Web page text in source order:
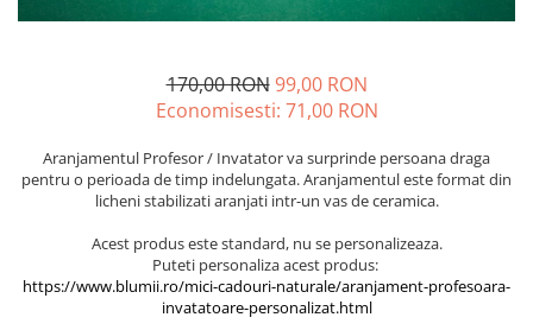
170,00 RON 99,00 RON
Economisesti: 71,00 RON
Aranjamentul Profesor / Invatator va surprinde persoana draga
pentru o perioada de timp indelungata. Aranjamentul este format din
licheni stabilizati aranjati intr-un vas de ceramica.
Acest produs este standard, nu se personalizeaza.
Puteti personaliza acest produs:
https://www.blumii.ro/mici-cadouri-naturale/aranjament-profesoara-
invatatoare-personalizat.html